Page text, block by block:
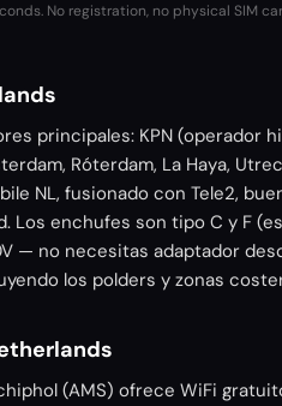
No registration, no physical SIM
principales: KPN (operador
Róterdam, La Haya,
NL, fusionado con Tele2,
Los enchufes son tipo C y F
— no necesitas adaptador
los polders y zonas
(AMS) ofrece WiFi